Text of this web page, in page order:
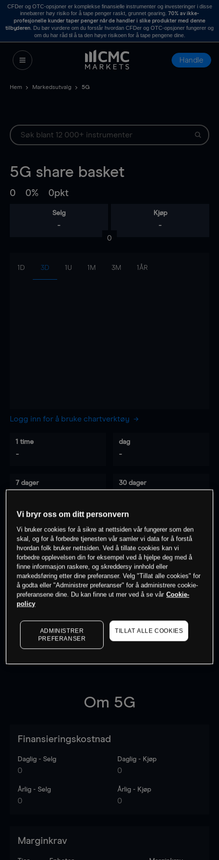
CFDer og OTC-opsjoner er komplekse finansielle instrumenter og investeringer i disse
innebærer høy risiko for å tape penger raskt, grunnet gearing. 70% av ikke-
profesjonelle kunder taper penger når de handler i slike produkter med denne
tilbyderen . Du bør vurdere om du forstår hvordan CFDer og OTC-opsjoner fungerer og
om du har råd til å ta den høye risikoen for å tape pengene dine.
Handle
Hem Markedsutvalg 5G
5G share basket
0 0% 0pkt
Selg
-
Kjøp
-
0
1D 3D 1U 1M 3M 1ÅR
Logg inn for å bruke chartverktøy
1 time
-
dag
-
7 dager 30 dager
0% av kunder erpå dette instrumentet
Søk om konto
Kursene er veiledende. to see latest market data
Om 5G
Finansieringskostnad
Daglig - Selg
0
Daglig - Kjøp
0
Årlig - Selg
0
Årlig - Kjøp
0
Marginkrav
Vi bryr oss om ditt personvern
Vi bruker cookies for å sikre at nettsiden vår fungerer som den
skal, og for å forbedre tjenesten vår samler vi data for å forstå
hvordan folk bruker nettsiden. Ved å tillate cookies kan vi
forbedre opplevelsen din for eksempel ved å hjelpe deg med å
finne informasjon raskere, og skreddersy innhold eller
markedsføring etter dine preferanser. Velg "Tillat alle cookies" for
å godta eller "Administrer preferanser" for å administrere cookie-
preferansene dine. Du kan finne ut mer ved å se vår Cookie-
policy
ADMINISTRER
PREFERANSER
TILLAT ALLE COOKIES